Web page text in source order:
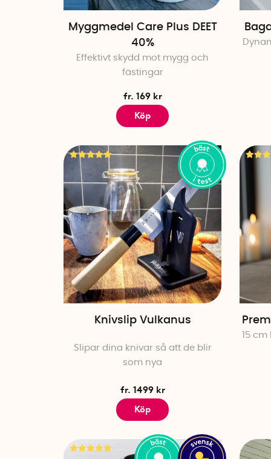
Myggmedel Care Plus DEET
40%
Effektivt skydd mot mygg och
fästingar
fr. 169 kr
Köp
Knivslip Vulkanus
Slipar dina knivar så att de blir
som nya
fr. 1499 kr
Köp
15